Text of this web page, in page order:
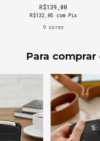
R$139,00
R$132,05 com Pix
9 cores
Para